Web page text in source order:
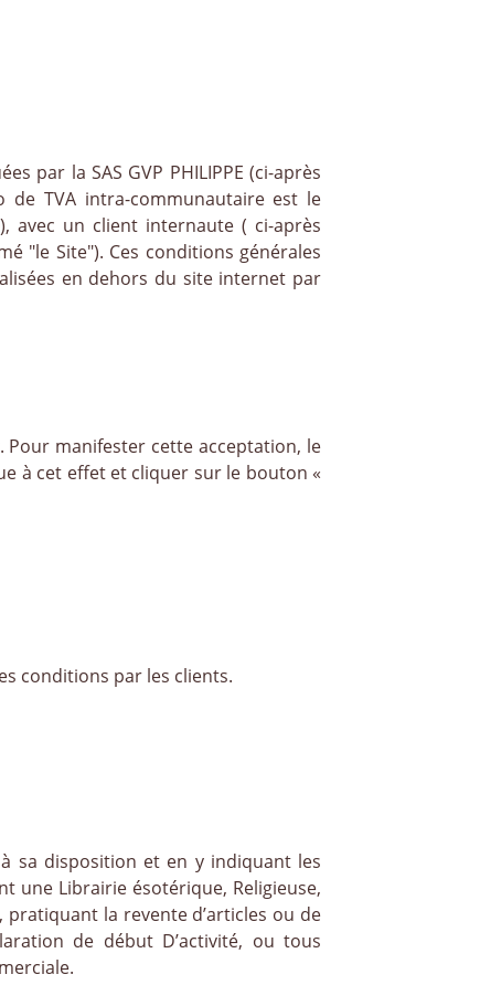
par la SAS GVP PHILIPPE (ci-après
de TVA intra-communautaire est le
avec un client internaute ( ci-après
"le Site"). Ces conditions générales
en dehors du site internet par
Pour manifester cette acceptation, le
à cet effet et cliquer sur le bouton «
conditions par les clients.
sa disposition et en y indiquant les
une Librairie ésotérique, Religieuse,
la revente d’articles ou de
de début D’activité, ou tous